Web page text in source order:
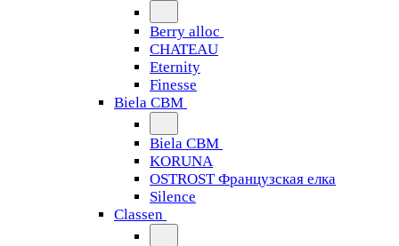
Berry alloc
CHATEAU
Eternity
Finesse
Biela CBM
Biela CBM
KORUNA
OSTROST Французская елка
Silence
Classen